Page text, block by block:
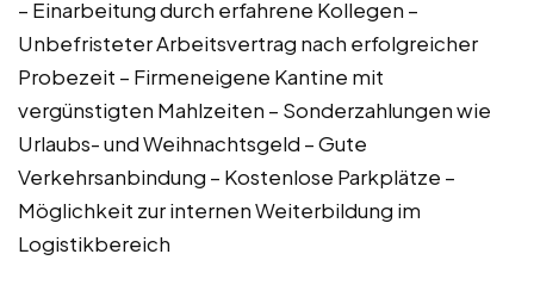
– Einarbeitung durch erfahrene Kollegen –
Unbefristeter Arbeitsvertrag nach erfolgreicher
Probezeit – Firmeneigene Kantine mit
vergünstigten Mahlzeiten – Sonderzahlungen wie
Urlaubs- und Weihnachtsgeld – Gute
Verkehrsanbindung – Kostenlose Parkplätze –
Möglichkeit zur internen Weiterbildung im
Logistikbereich